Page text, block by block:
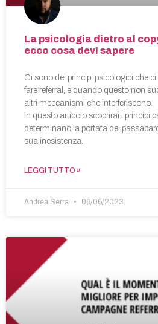
La psicologia dietro al
ecco cosa devi sapere
Ci sono dei principi psicologici che
fare referral, e quando questo non
altri meccanismi che interferiscono.
In questo articolo scoprirai i principi
determinano la portata del
sua inesistenza.
LEGGI TUTTO »
Andrea Serra 06/06/2023